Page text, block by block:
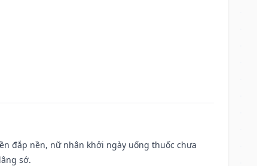
đắp nền, nữ nhân khởi ngày uống thuốc chưa
sớ.